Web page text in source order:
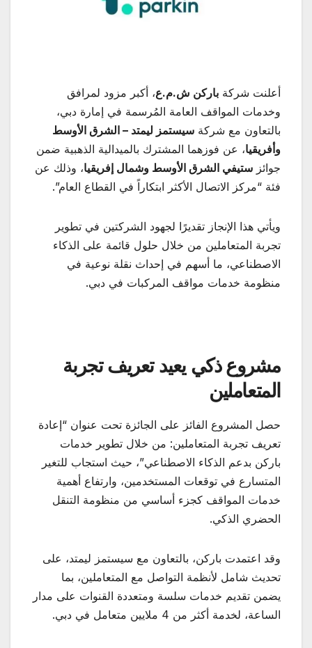
أعلنت شركة باركن ش.م.ع، أكبر مزود لمرافق
وخدمات المواقف العامة المُرسمة في إمارة دبي،
بالتعاون مع شركة سيستمز ليمتد – الشرق الأوسط
وأفريقيا، عن فوزهما المشترك بالميدالية الذهبية ضمن
جوائز ستيفي الشرق الأوسط وشمال إفريقيا، وذلك عن
فئة “مركز الاتصال الأكثر ابتكاراً في القطاع العام”.
ويأتي هذا الإنجاز تقديرًا لجهود الشركتين في تطوير
تجربة المتعاملين من خلال حلول قائمة على الذكاء
الاصطناعي، ما أسهم في إحداث نقلة نوعية في
منظومة خدمات مواقف المركبات في دبي.
مشروع ذكي يعيد تعريف تجربة
المتعاملين
حصل المشروع الفائز على الجائزة تحت عنوان “إعادة
تعريف تجربة المتعاملين: من خلال تطوير خدمات
باركن بدعم الذكاء الاصطناعي”، حيث استجاب للتغير
المتسارع في توقعات المستخدمين، وارتفاع أهمية
خدمات المواقف كجزء أساسي من منظومة التنقل
الحضري الذكي.
وقد اعتمدت باركن، بالتعاون مع سيستمز ليمتد، على
تحديث شامل لأنظمة التواصل مع المتعاملين، بما
يضمن تقديم خدمات سلسة ومتعددة القنوات على مدار
الساعة، لخدمة أكثر من 4 ملايين متعامل في دبي.